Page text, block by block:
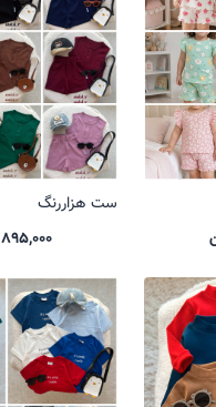
ست هزاررنگ
895,000 تومان